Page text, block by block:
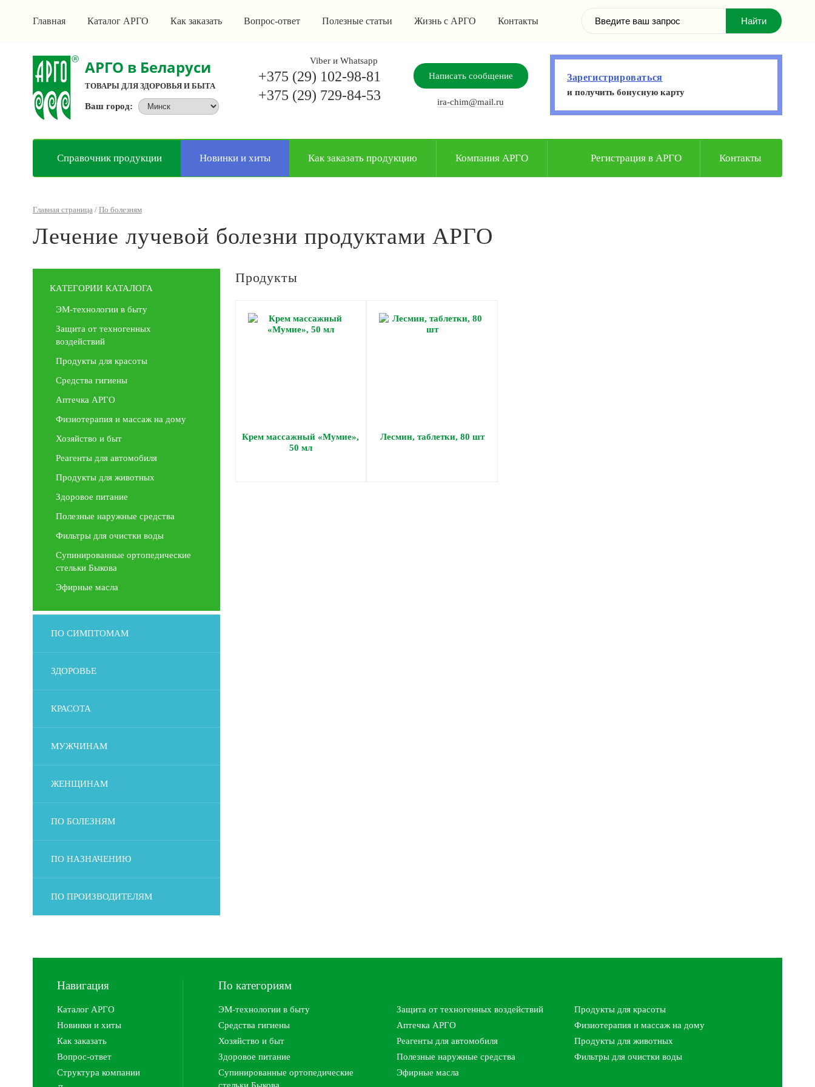
Главная Каталог АРГО Как заказать Вопрос-ответ Полезные статьи Жизнь с АРГО Контакты
АРГО в Беларуси
ТОВАРЫ ДЛЯ ЗДОРОВЬЯ И БЫТА
Ваш город:
Viber и Whatsapp
+375 (29) 102-98-81
+375 (29) 729-84-53
Написать сообщение
ira-chim@mail.ru
Зарегистрироваться
и получить бонусную карту
Справочник продукции Новинки и хиты Как заказать продукцию Компания АРГО Регистрация в АРГО Контакты
Главная страница/ По болезням
Лечение лучевой болезни продуктами АРГО
Продукты
Крем массажный «Мумие»,
50 мл
Лесмин, таблетки, 80 шт
КАТЕГОРИИ КАТАЛОГА
ЭМ-технологии в быту
Защита от техногенных
воздействий
Продукты для красоты
Средства гигиены
Аптечка АРГО
Физиотерапия и массаж на дому
Хозяйство и быт
Реагенты для автомобиля
Продукты для животных
Здоровое питание
Полезные наружные средства
Фильтры для очистки воды
Супинированные ортопедические
стельки Быкова
Эфирные масла
ПО СИМПТОМАМ
ЗДОРОВЬЕ
КРАСОТА
МУЖЧИНАМ
ЖЕНЩИНАМ
ПО БОЛЕЗНЯМ
ПО НАЗНАЧЕНИЮ
ПО ПРОИЗВОДИТЕЛЯМ
Навигация
Каталог АРГО
Новинки и хиты
Как заказать
Вопрос-ответ
Структура компании
По категориям
ЭМ-технологии в быту Защита от техногенных воздействий
Продукты для красоты
Средства гигиены
Аптечка АРГО
Физиотерапия и массаж на дому
Хозяйство и быт
Реагенты для автомобиля
Продукты для животных
Здоровое питание
Полезные наружные средства
Фильтры для очистки воды
Супинированные ортопедические
Эфирные масла